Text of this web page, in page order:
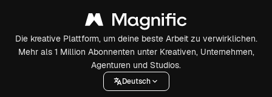
Die kreative Plattform, um deine beste Arbeit zu verwirklichen.
Mehr als 1 Million Abonnenten unter Kreativen, Unternehmen,
Agenturen und Studios.
Deutsch